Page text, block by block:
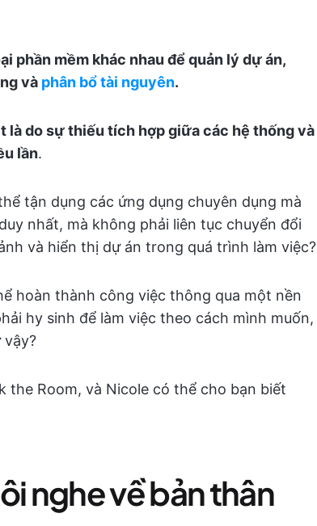
phần mềm khác nhau để quản lý dự án,
và phân bổ tài nguyên.
là do sự thiếu tích hợp giữa các hệ thống và
lần.
tận dụng các ứng dụng chuyên dụng mà
nhất, mà không phải liên tục chuyển đổi
và hiển thị dự án trong quá trình làm việc?
hoàn thành công việc thông qua một nền
hy sinh để làm việc theo cách mình muốn,
vậy?
the Room, và Nicole có thể cho bạn biết
nghe về bản thân